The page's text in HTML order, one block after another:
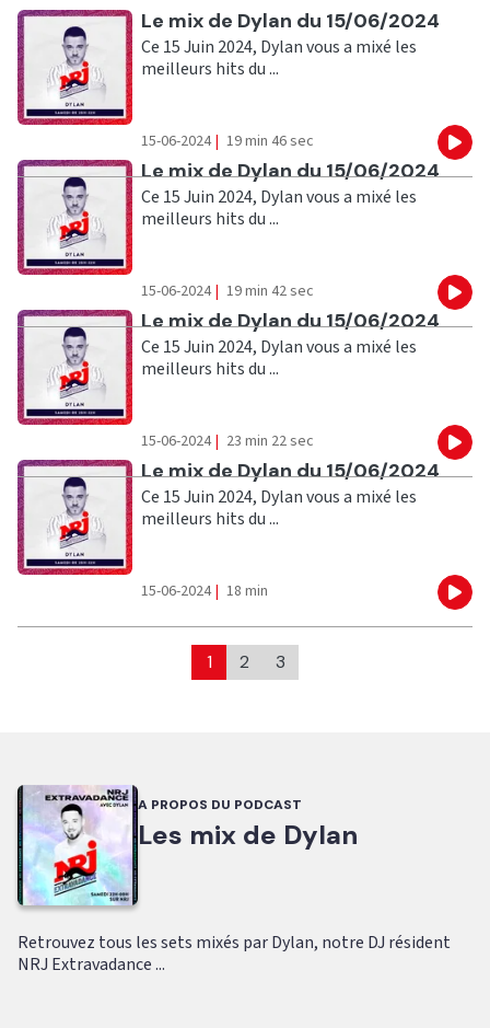
Ecouter
Le mix de Dylan du 15/06/2024
Ce 15 Juin 2024, Dylan vous a mixé les
meilleurs hits du ...
15-06-2024 | 19 min 46 sec
Ecouter
Le mix de Dylan du 15/06/2024
Ce 15 Juin 2024, Dylan vous a mixé les
meilleurs hits du ...
15-06-2024 | 19 min 42 sec
Ecouter
Le mix de Dylan du 15/06/2024
Ce 15 Juin 2024, Dylan vous a mixé les
meilleurs hits du ...
15-06-2024 | 23 min 22 sec
Ecouter
Le mix de Dylan du 15/06/2024
Ce 15 Juin 2024, Dylan vous a mixé les
meilleurs hits du ...
15-06-2024 | 18 min
1 2 3
A PROPOS DU PODCAST
Les mix de Dylan
Retrouvez tous les sets mixés par Dylan, notre DJ résident
NRJ Extravadance ...